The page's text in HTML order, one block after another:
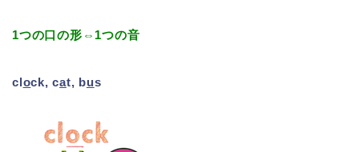
1つの口の形⇔1つの音
clock, cat, bus